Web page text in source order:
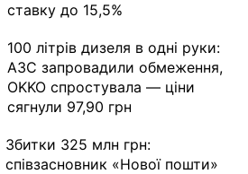
ставку до 15,5%
100 літрів дизеля в одні руки:
АЗС запровадили обмеження,
OKKO спростувала — ціни
сягнули 97,90 грн
Збитки 325 млн грн:
співзасновник «Нової пошти»